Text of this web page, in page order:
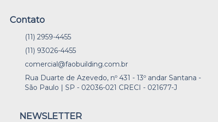
Contato
(11) 2959-4455
(11) 93026-4455
comercial@faobuilding.com.br
Rua Duarte de Azevedo, nº 431 - 13º andar Santana -
São Paulo | SP - 02036-021 CRECI - 021677-J
NEWSLETTER